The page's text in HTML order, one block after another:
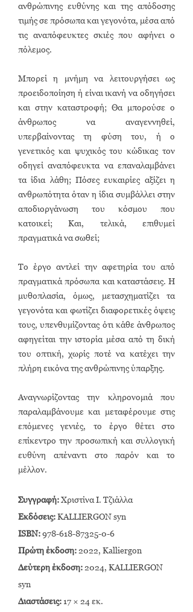
ανθρώπινης ευθύνης και της απόδοσης
τιμής σε πρόσωπα και γεγονότα, μέσα από
τις αναπόφευκτες σκιές που αφήνει ο
πόλεμος.
Μπορεί η μνήμη να λειτουργήσει ως
προειδοποίηση ή είναι ικανή να οδηγήσει
και στην καταστροφή; Θα μπορούσε ο
άνθρωπος να αναγεννηθεί,
υπερβαίνοντας τη φύση του, ή ο
γενετικός και ψυχικός του κώδικας τον
οδηγεί αναπόφευκτα να επαναλαμβάνει
τα ίδια λάθη; Πόσες ευκαιρίες αξίζει η
ανθρωπότητα όταν η ίδια συμβάλλει στην
αποδιοργάνωση του κόσμου που
κατοικεί; Και, τελικά, επιθυμεί
πραγματικά να σωθεί;
Το έργο αντλεί την αφετηρία του από
πραγματικά πρόσωπα και καταστάσεις. Η
μυθοπλασία, όμως, μετασχηματίζει τα
γεγονότα και φωτίζει διαφορετικές όψεις
τους, υπενθυμίζοντας ότι κάθε άνθρωπος
αφηγείται την ιστορία μέσα από τη δική
του οπτική, χωρίς ποτέ να κατέχει την
πλήρη εικόνα της ανθρώπινης ύπαρξης.
Αναγνωρίζοντας την κληρονομιά που
παραλαμβάνουμε και μεταφέρουμε στις
επόμενες γενιές, το έργο θέτει στο
επίκεντρο την προσωπική και συλλογική
ευθύνη απέναντι στο παρόν και το
μέλλον.
Συγγραφή:Χριστίνα Ι. Τζιάλλα
Εκδόσεις:KALLIERGON syn
ISBN:978-618-87325-0-6
Πρώτη έκδοση: 2022, Kalliergon
Δεύτερη έκδοση: 2024, KALLIERGON
syn
Διαστάσεις: 17 × 24 εκ.